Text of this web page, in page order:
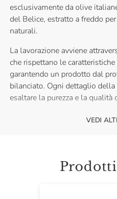
esclusivamente da olive
del Belice, estratto a freddo
naturali.
La lavorazione avviene
che rispettano le
garantendo un prodotto dal
bilanciato. Ogni dettaglio
esaltare la purezza e la qualità
Ideale per arricchire insalate,
VEDI